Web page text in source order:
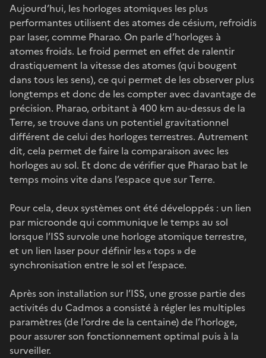
Aujourd’hui, les horloges atomiques les plus
performantes utilisent des atomes de césium, refroidis
par laser, comme Pharao. On parle d’horloges à
atomes froids. Le froid permet en effet de ralentir
drastiquement la vitesse des atomes (qui bougent
dans tous les sens), ce qui permet de les observer plus
longtemps et donc de les compter avec davantage de
précision. Pharao, orbitant à 400 km au-dessus de la
Terre, se trouve dans un potentiel gravitationnel
différent de celui des horloges terrestres. Autrement
dit, cela permet de faire la comparaison avec les
horloges au sol. Et donc de vérifier que Pharao bat le
temps moins vite dans l’espace que sur Terre.
Pour cela, deux systèmes ont été développés : un lien
par microonde qui communique le temps au sol
lorsque l’ISS survole une horloge atomique terrestre,
et un lien laser pour définir les « tops » de
synchronisation entre le sol et l’espace.
Après son installation sur l’ISS, une grosse partie des
activités du Cadmos a consisté à régler les multiples
paramètres (de l’ordre de la centaine) de l’horloge,
pour assurer son fonctionnement optimal puis à la
surveiller.